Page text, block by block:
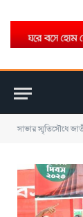
সাভার স্মৃতিসৌধে